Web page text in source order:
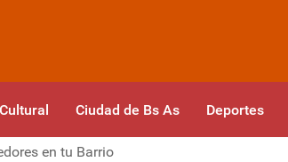
Ciudad de Bs As Deportes
en tu Barrio